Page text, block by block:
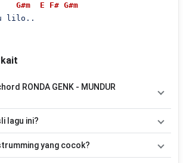
G#m E F# G#m
lilo..
RONDA GENK - MUNDUR
D, Dm, A, E, Cm, G#, D#, A#, Gm, G#m,
maupun gitaris yang ingin belajar
lagu ini?
halaman ini tersedia versi chord gitar yang
yang cocok?